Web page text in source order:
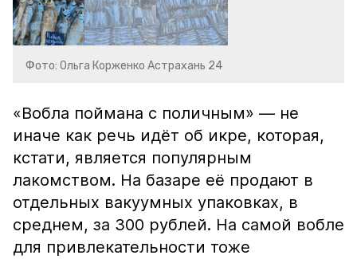
Фото: Ольга Корженко Астрахань 24
«Вобла поймана с поличным» — не
иначе как речь идёт об икре, которая,
кстати, является популярным
лакомством. На базаре её продают в
отдельных вакуумных упаковках, в
среднем, за 300 рублей. На самой вобле
для привлекательности тоже